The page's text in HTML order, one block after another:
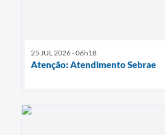
25 JUL 2026 - 06h18
Atenção: Atendimento Sebrae